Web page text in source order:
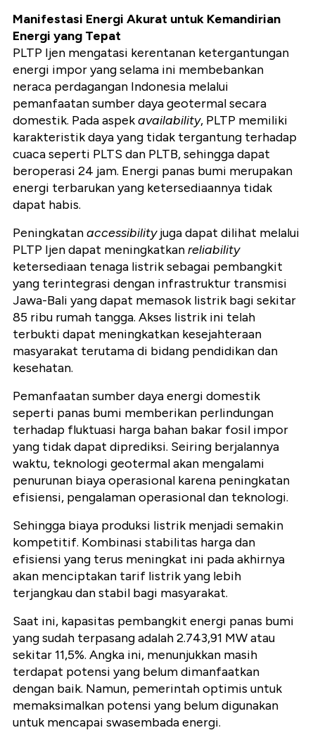
Manifestasi Energi Akurat untuk Kemandirian
Energi yang Tepat
PLTP Ijen mengatasi kerentanan ketergantungan
energi impor yang selama ini membebankan
neraca perdagangan Indonesia melalui
pemanfaatan sumber daya geotermal secara
domestik. Pada aspekavailability, PLTP memiliki
karakteristik daya yang tidak tergantung terhadap
cuaca seperti PLTS dan PLTB, sehingga dapat
beroperasi 24 jam. Energi panas bumi merupakan
energi terbarukan yang ketersediaannya tidak
dapat habis.
Peningkatanaccessibilityjuga dapat dilihat melalui
PLTP Ijen dapat meningkatkanreliability
ketersediaan tenaga listrik sebagai pembangkit
yang terintegrasi dengan infrastruktur transmisi
Jawa-Bali yang dapat memasok listrik bagi sekitar
85 ribu rumah tangga. Akses listrik ini telah
terbukti dapat meningkatkan kesejahteraan
masyarakat terutama di bidang pendidikan dan
kesehatan.
Pemanfaatan sumber daya energi domestik
seperti panas bumi memberikan perlindungan
terhadap fluktuasi harga bahan bakar fosil impor
yang tidak dapat diprediksi. Seiring berjalannya
waktu, teknologi geotermal akan mengalami
penurunan biaya operasional karena peningkatan
efisiensi, pengalaman operasional dan teknologi.
Sehingga biaya produksi listrik menjadi semakin
kompetitif. Kombinasi stabilitas harga dan
efisiensi yang terus meningkat ini pada akhirnya
akan menciptakan tarif listrik yang lebih
terjangkau dan stabil bagi masyarakat.
Saat ini, kapasitas pembangkit energi panas bumi
yang sudah terpasang adalah 2.743,91 MW atau
sekitar 11,5%. Angka ini, menunjukkan masih
terdapat potensi yang belum dimanfaatkan
dengan baik. Namun, pemerintah optimis untuk
memaksimalkan potensi yang belum digunakan
untuk mencapai swasembada energi.